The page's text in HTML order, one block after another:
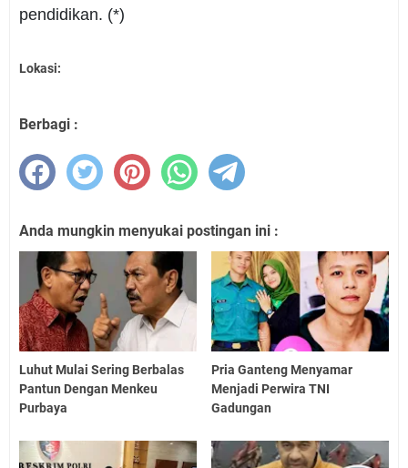
pendidikan. (*)
Lokasi:
Berbagi :
Anda mungkin menyukai postingan ini :
Luhut Mulai Sering Berbalas
Pantun Dengan Menkeu
Purbaya
Pria Ganteng Menyamar
Menjadi Perwira TNI
Gadungan